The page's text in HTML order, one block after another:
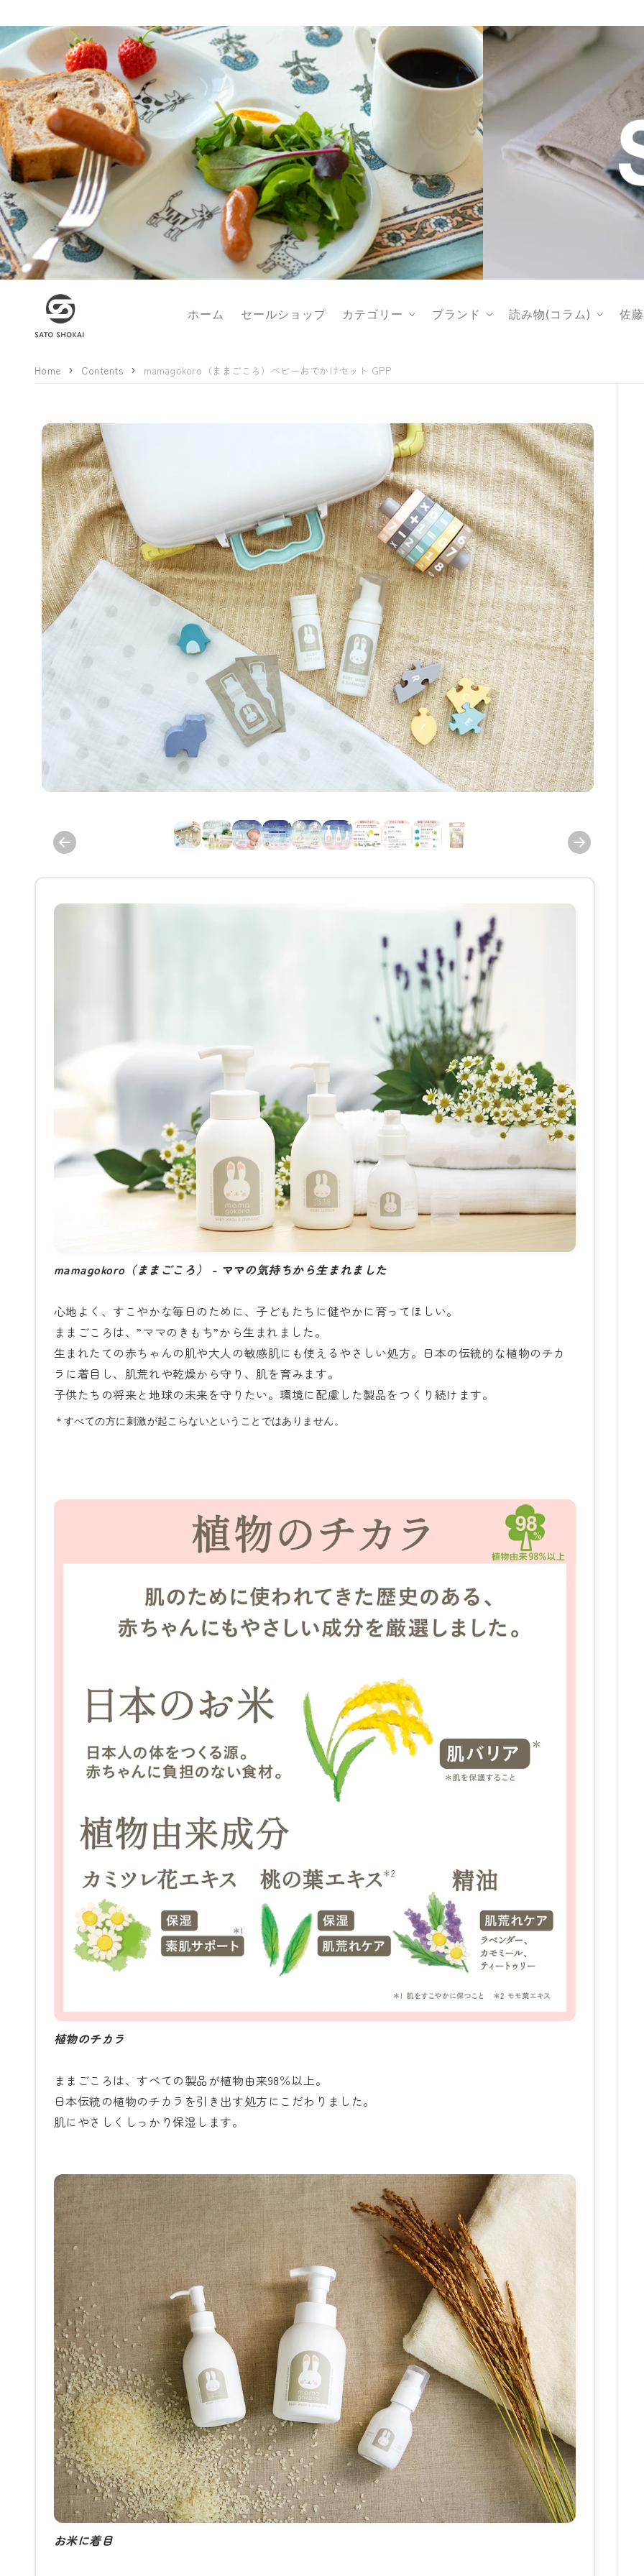
進む
ホーム セールショップ カテゴリー ブランド 読み物(コラム) 佐
Home Contents mamagokoro（ままごころ）ベビーおでかけセット GPP
商品情報にス
キップ
デ
mamagokoro（ままごころ） - ママの気持ちから生まれました
心地よく、すこやかな毎日のために、子どもたちに健やかに育ってほしい。
ままごころは、”ママのきもち”から生まれました。
生まれたての赤ちゃんの肌や大人の敏感肌にも使えるやさしい処方。日本の伝統的な植物のチカ
ラに着目し、肌荒れや乾燥から守り、肌を育みます。
子供たちの将来と地球の未来を守りたい。環境に配慮した製品をつくり続けます。
＊すべての方に刺激が起こらないということではありません。
植物のチカラ
ままごころは、すべての製品が植物由来98％以上。
日本伝統の植物のチカラを引き出す処方にこだわりました。
肌にやさしくしっかり保湿します。
お米に着目